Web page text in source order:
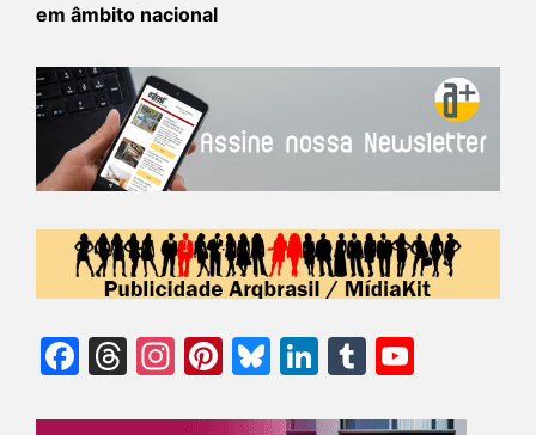
em âmbito nacional
Facebook
Threads
Instagram
Pinterest
Bluesky
LinkedIn
Tumblr